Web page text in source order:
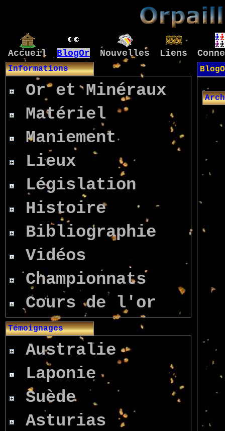
Accueil BlogOr Nouvelles Liens
Informations
Or et Minéraux
Matériel
Maniement
Lieux
Législation
Histoire
Bibliographie
Vidéos
Championnats
Cours de l'or
Témoignages
Australie
Laponie
Suède
Asturias